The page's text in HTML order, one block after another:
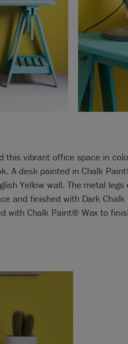
this vibrant office space in
A desk painted in Chalk
Yellow wall. The metal
and finished with Dark
with Chalk Paint® Wax to